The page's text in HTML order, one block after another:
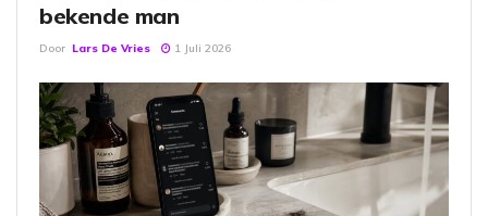
bekende man
Door Lars De Vries 1 Juli 2026